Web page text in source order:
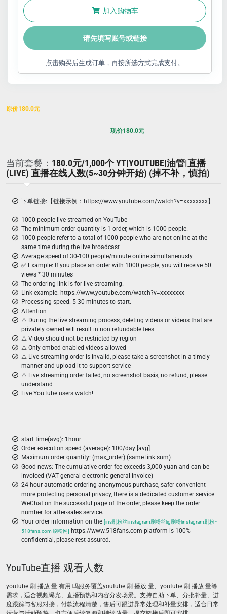
加入购物车
请先填写账号或链接
点击购买后生成订单，再按所选方式完成支付。
原价180.0元
现价180.0元
当前套餐： 180.0元/1,000个 YT|YOUTUBE|油管|直播
(LIVE) 直播在线人数(5~30分钟开始) (掉不补，慎拍)
下单链接:【链接示例：https://www.youtube.com/watch?v=xxxxxxxx】
1000 people live streamed on YouTube
The minimum order quantity is 1 order, which is 1000 people.
1000 people refer to a total of 1000 people who are not online at the
same time during the live broadcast
Average speed of 30-100 people/minute online simultaneously
✅ Example: If you place an order with 1000 people, you will receive 50
views * 30 minutes
The ordering link is for live streaming.
Link example: https://www.youtube.com/watch?v=xxxxxxxx
Processing speed: 5-30 minutes to start.
Attention
⚠️ During the live streaming process, deleting videos or videos that are
privately owned will result in non refundable fees
⚠️ Video should not be restricted by region
⚠️ Only embed enabled videos allowed
⚠️ Live streaming order is invalid, please take a screenshot in a timely
manner and upload it to support service
⚠️ Live streaming order failed, no screenshot basis, no refund, please
understand
Live YouTube users watch!
start time(avg): 1hour
Order execution speed (average): 100/day [avg]
Maximum order quantity: (max_order) (same link sum)
Good news: The cumulative order fee exceeds 3,000 yuan and can be
invoiced (VAT general electronic general invoice)
24-hour automatic ordering-anonymous purchase, safer-convenient-
more protecting personal privacy, there is a dedicated customer service
WeChat on the successful page of the order, please keep the order
number for after-sales service.
Your order information on the [ins刷粉丝|instagram刷粉丝|ig刷粉|instagram刷粉 -
518fans.com 刷粉网]
https://www.518fans.com platform is 100%
confidential, please rest assured.
YouTube直播 观看人数
youtube 刷 播放 量 有用 吗​服务覆盖youtube 刷 播放 量​、youtube 刷 播放 量等
需求，适合视频曝光、直播预热和内容分发场景。支持自助下单、分批补量、进
度跟踪与客服对接，付款流程清楚，售后可跟进异常处理和补量安排，适合日常